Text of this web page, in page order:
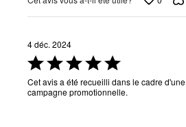
4 déc. 2024
Coté
5 sur
5
Cet avis a été recueilli dans le cadre d'une
campagne promotionnelle.